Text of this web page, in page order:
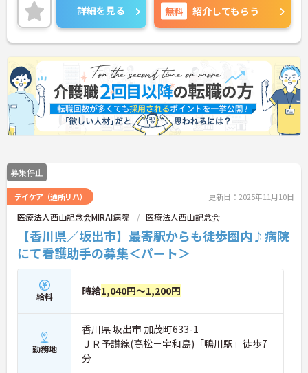
日勤帯のみのお仕事ですので、ご家庭をお持ちの方
も働きやすい勤務時間でオススメです！
ご興味をお持ちの方はお気軽にお問い合わせくださ
い。
詳細を見る 無料 紹介してもらう
募集停止
デイケア（通所リハ） 更新日：2025年11月10日
医療法人西山記念会MIRAI病院 医療法人西山記念会
【香川県／坂出市】最寄駅からも徒歩圏内♪病院
にて看護助手の募集＜パート＞
給料 時給1,040円～1,200円
勤務地
香川県 坂出市 加茂町633-1
ＪＲ予讃線(高松－宇和島)「鴨川駅」徒歩7
分